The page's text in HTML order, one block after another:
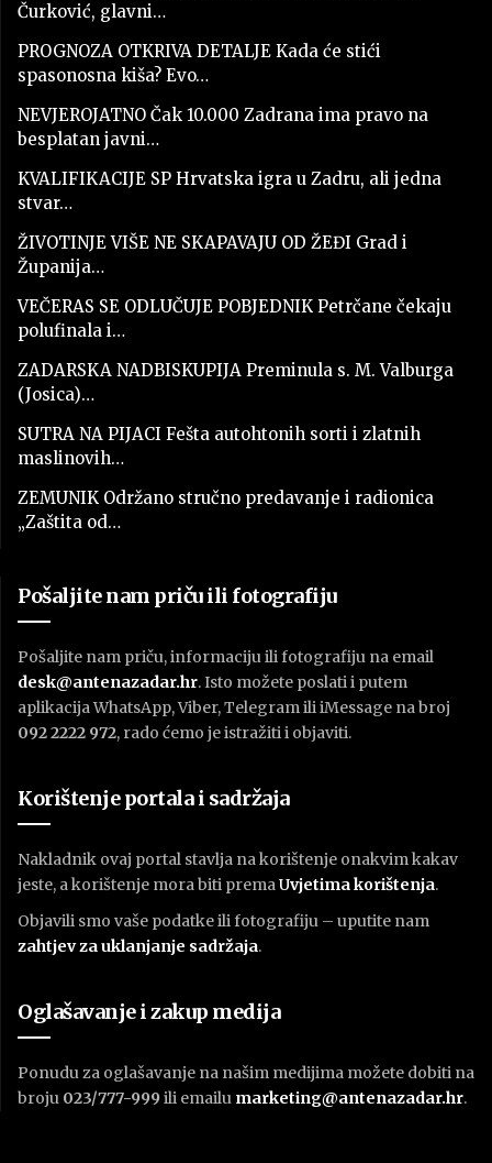
Čurković, glavni…
PROGNOZA OTKRIVA DETALJE Kada će stići
spasonosna kiša? Evo…
NEVJEROJATNO Čak 10.000 Zadrana ima pravo na
besplatan javni…
KVALIFIKACIJE SP Hrvatska igra u Zadru, ali jedna
stvar…
ŽIVOTINJE VIŠE NE SKAPAVAJU OD ŽEĐI Grad i
Županija…
VEČERAS SE ODLUČUJE POBJEDNIK Petrčane čekaju
polufinala i…
ZADARSKA NADBISKUPIJA Preminula s. M. Valburga
(Josica)…
SUTRA NA PIJACI Fešta autohtonih sorti i zlatnih
maslinovih…
ZEMUNIK Održano stručno predavanje i radionica
„Zaštita od…
Pošaljite nam priču ili fotografiju
Pošaljite nam priču, informaciju ili fotografiju na email
desk@antenazadar.hr. Isto možete poslati i putem
aplikacija WhatsApp, Viber, Telegram ili iMessage na broj
092 2222 972, rado ćemo je istražiti i objaviti.
Korištenje portala i sadržaja
Nakladnik ovaj portal stavlja na korištenje onakvim kakav
jeste, a korištenje mora biti premaUvjetima korištenja.
Objavili smo vaše podatke ili fotografiju – uputite nam
zahtjev za uklanjanje sadržaja.
Oglašavanje i zakup medija
Ponudu za oglašavanje na našim medijima možete dobiti na
broju 023/777-999 ili emailu marketing@antenazadar.hr.